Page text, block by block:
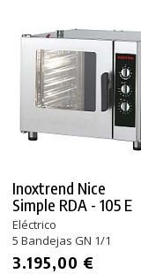
Inoxtrend Nice
Simple RDA - 105 E
Eléctrico
5 Bandejas GN 1/1
3.195,00 €